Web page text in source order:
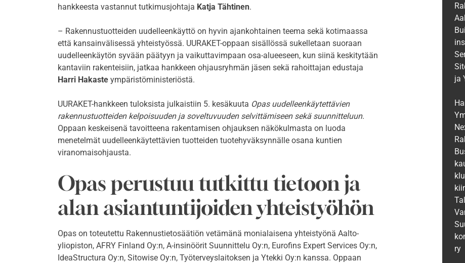
hankkeesta vastannut tutkimusjohtaja Katja Tähtinen.
– Rakennustuotteiden uudelleenkäyttö on hyvin ajankohtainen teema sekä kotimaassa
että kansainvälisessä yhteistyössä. UURAKET-oppaan sisällössä sukelletaan suoraan
uudelleenkäytön syvään päätyyn ja vaikuttavimpaan osa-alueeseen, kun siinä keskitytään
kantaviin rakenteisiin, jatkaa hankkeen ohjausryhmän jäsen sekä rahoittajan edustaja
Harri Hakaste ympäristöministeriöstä.
UURAKET-hankkeen tuloksista julkaistiin 5. kesäkuuta Opas uudelleenkäytettävien
rakennustuotteiden kelpoisuuden ja soveltuvuuden selvittämiseen sekä suunnitteluun.
Oppaan keskeisenä tavoitteena rakentamisen ohjauksen näkökulmasta on luoda
menetelmät uudelleenkäytettävien tuotteiden tuotehyväksynnälle osana kuntien
viranomaisohjausta.
Opas perustuu tutkittu tietoon ja
alan asiantuntijoiden yhteistyöhön
Opas on toteutettu Rakennustietosäätiön vetämänä monialaisena yhteistyönä Aalto-
yliopiston, AFRY Finland Oy:n, A-insinöörit Suunnittelu Oy:n, Eurofins Expert Services Oy:n,
IdeaStructura Oy:n, Sitowise Oy:n, Työterveyslaitoksen ja Ytekki Oy:n kanssa. Oppaan
ja
ry